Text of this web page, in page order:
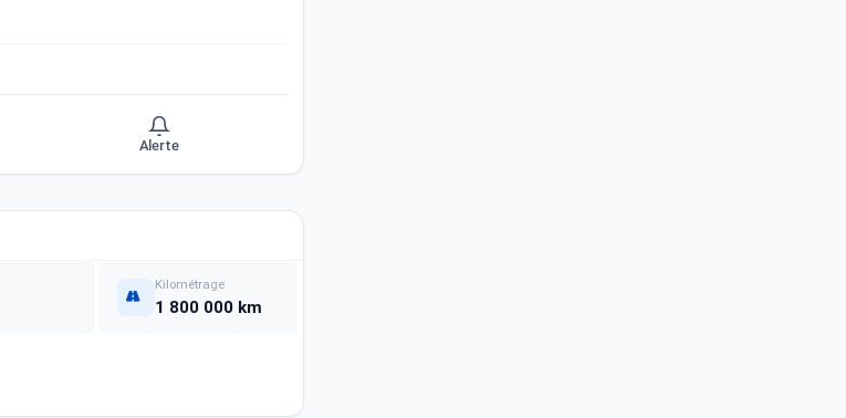
Alerte
Kilométrage
1 800 000 km